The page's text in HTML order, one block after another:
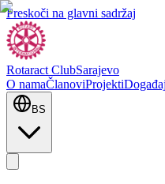
Preskoči na glavni sadržaj
Rotaract ClubSarajevo
O namaČlanoviProjekti
BS